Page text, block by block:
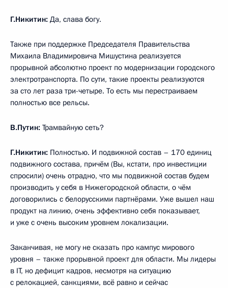
Г.Никитин: Да, слава богу.
Также при поддержке Председателя Правительства
Михаила Владимировича Мишустина реализуется
прорывной абсолютно проект по модернизации городского
электротранспорта. По сути, такие проекты реализуются
за сто лет раза три-четыре. То есть мы перестраиваем
полностью все рельсы.
В.Путин: Трамвайную сеть?
Г.Никитин: Полностью. И подвижной состав – 170 единиц
подвижного состава, причём (Вы, кстати, про инвестиции
спросили) очень отрадно, что мы подвижной состав будем
производить у себя в Нижегородской области, о чём
договорились с белорусскими партнёрами. Уже вышел наш
продукт на линию, очень эффективно себя показывает,
и уже с очень высоким уровнем локализации.
Заканчивая, не могу не сказать про кампус мирового
уровня – также прорывной проект для области. Мы лидеры
в IT, но дефицит кадров, несмотря на ситуацию
с релокацией, санкциями, всё равно и сейчас